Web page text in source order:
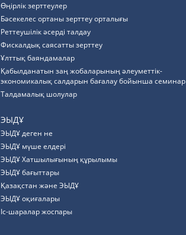
Өңірлік зерттеулер
Бәсекелес ортаны зерттеу орталығы
Реттеушілік әсерді талдау
Фискалдық саясатты зерттеу
Ұлттық баяндамалар
Қабылданатын заң жобаларының әлеуметтік-
экономикалық салдарын бағалау бойынша семинар
Талдамалық шолулар
ЭЫДҰ
ЭЫДҰ деген не
ЭЫДҰ мүше елдері
ЭЫДҰ Хатшылығының құрылымы
ЭЫДҰ бағыттары
Қазақстан және ЭЫДҰ
ЭЫДҰ оқиғалары
Іс-шаралар жоспары